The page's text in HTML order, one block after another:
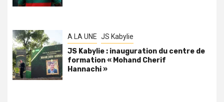
A LA UNE JS Kabylie
JS Kabylie : inauguration du centre de
formation « Mohand Cherif
Hannachi »